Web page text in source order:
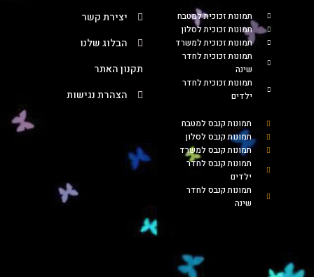
תמונות זכוכית למטבח
תמונות זכוכית לסלון
תמונות זכוכית למשרד
תמונות זכוכית לחדר
שינה
תמונות זכוכית לחדר
ילדים
תמונות קנבס למטבח
תמונות קנבס לסלון
תמונות קנבס למשרד
תמונות קנבס לחדר
ילדים
תמונות קנבס לחדר
שינה
יצירת קשר
הבלוג שלנו
תקנון האתר
הצהרת נגישות